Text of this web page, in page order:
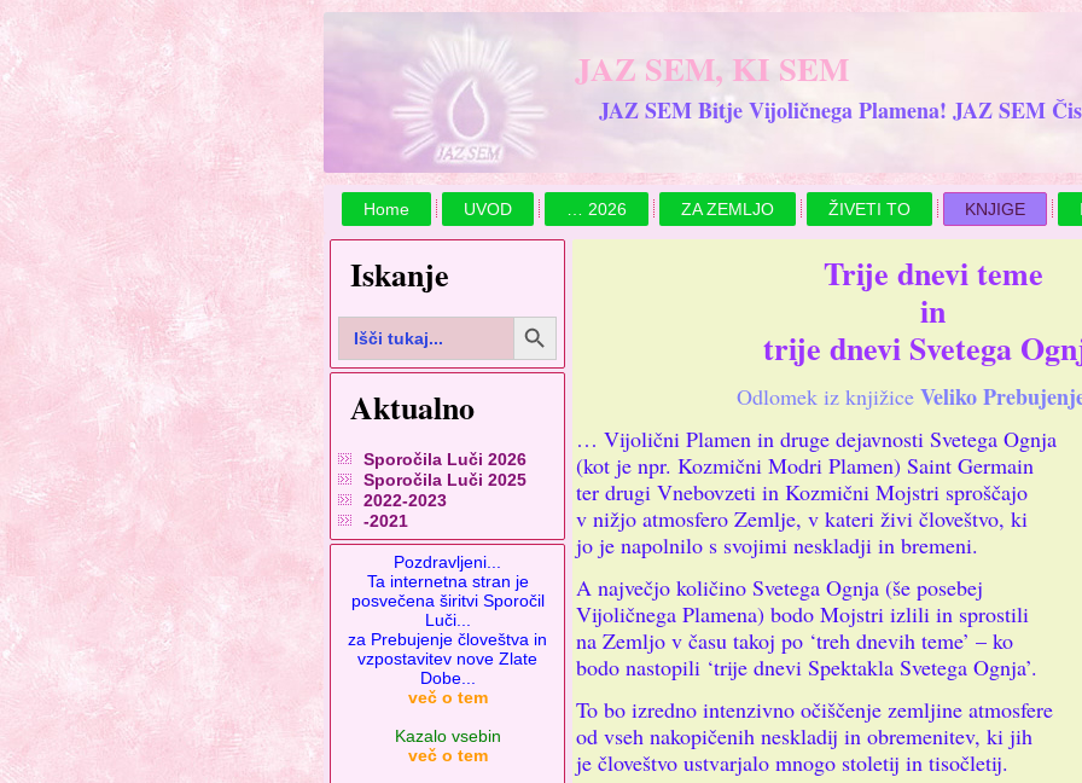
JAZ SEM, KI SEM
JAZ SEM Bitje Vijoličnega Plamena! JAZ SEM
Home UVOD … 2026 ZA ZEMLJO ŽIVETI TO KNJIGE
Iskanje
Search
for:
Search Button
Aktualno
Sporočila Luči 2026
Sporočila Luči 2025
2022-2023
-2021
Pozdravljeni...
Ta internetna stran je
posvečena širitvi Sporočil
Luči...
za Prebujenje človeštva in
vzpostavitev nove Zlate
Dobe...
več o tem
Kazalo vsebin
več o tem
Trije dnevi teme
in
trije dnevi Svetega
Odlomek iz knjižice Veliko
… Vijolični Plamen in druge dejavnosti Svetega Ognja
(kot je npr. Kozmični Modri Plamen) Saint Germain
ter drugi Vnebovzeti in Kozmični Mojstri sproščajo
v nižjo atmosfero Zemlje, v kateri živi človeštvo, ki
jo je napolnilo s svojimi neskladji in bremeni.
A največjo količino Svetega Ognja (še posebej
Vijoličnega Plamena) bodo Mojstri izlili in sprostili
na Zemljo v času takoj po ‘treh dnevih teme’ – ko
bodo nastopili ‘trije dnevi Spektakla Svetega Ognja’.
To bo izredno intenzivno očiščenje zemljine atmosfere
od vseh nakopičenih neskladij in obremenitev, ki jih
je človeštvo ustvarjalo mnogo stoletij in tisočletij.